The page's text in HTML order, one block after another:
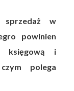
sprzedaż w
powinien
księgową i
polega